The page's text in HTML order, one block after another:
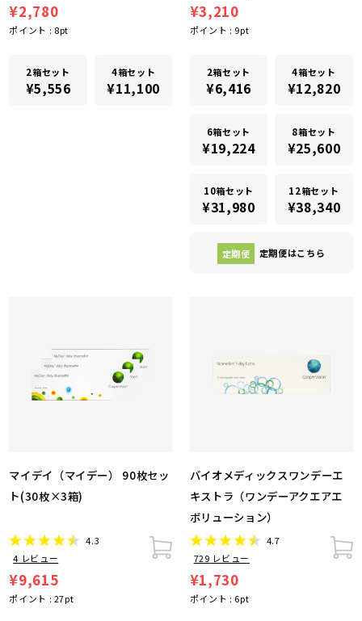
¥2,780
ポイント : 8pt
2箱セット
¥5,556
4箱セット
¥11,100
¥3,210
ポイント : 9pt
2箱セット
¥6,416
4箱セット
¥12,820
6箱セット
¥19,224
8箱セット
¥25,600
10箱セット
¥31,980
12箱セット
¥38,340
定期便 定期便はこちら
マイデイ（マイデー） 90枚セッ
ト(30枚×3箱)
4.3
4 レビュー
¥9,615
ポイント : 27pt
バイオメディックスワンデーエ
キストラ（ワンデーアクエアエ
ボリューション）
4.7
729 レビュー
¥1,730
ポイント : 6pt